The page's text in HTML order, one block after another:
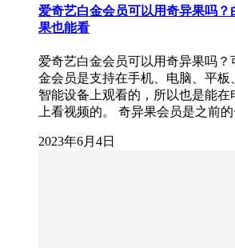
爱奇艺白金会员可以用奇异果吗
果也能看
爱奇艺白金会员可以用奇异果吗？
金会员是支持在手机、电脑、平板
智能设备上观看的，所以也是能
上看视频的。 奇异果会员是之前
2023年6月4日